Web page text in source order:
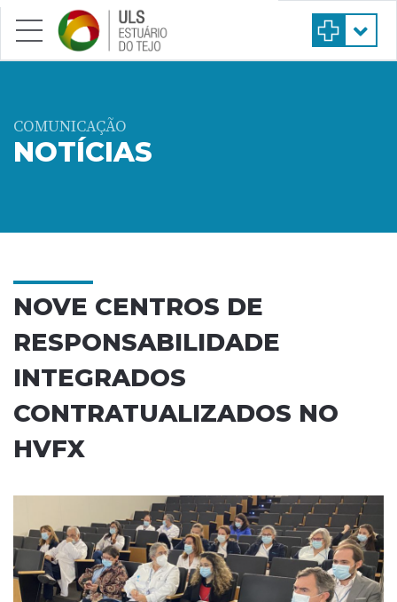
Saltar para conteúdo principal
COMUNICAÇÃO
NOTÍCIAS
NOVE CENTROS DE
RESPONSABILIDADE
INTEGRADOS
CONTRATUALIZADOS NO
HVFX